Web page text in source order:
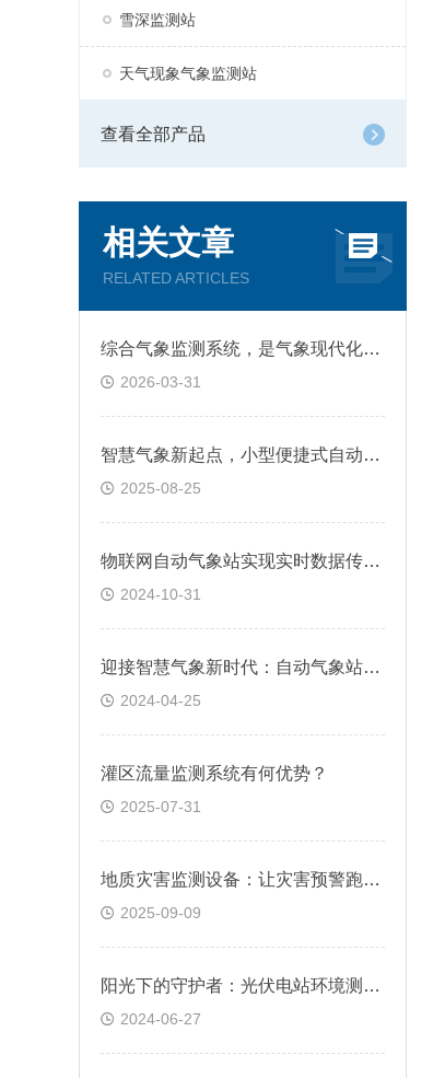
雪深监测站
天气现象气象监测站
查看全部产品
相关文章
RELATED ARTICLES
综合气象监测系统，是气象现代化与智慧气象的核心基础
2026-03-31
智慧气象新起点，小型便捷式自动气象站开启新篇章
2025-08-25
物联网自动气象站实现实时数据传输的智慧气象网络
2024-10-31
迎接智慧气象新时代：自动气象站哪个公司好？怎么选？
2024-04-25
灌区流量监测系统有何优势？
2025-07-31
地质灾害监测设备：让灾害预警跑赢时间
2025-09-09
阳光下的守护者：光伏电站环境测试仪如何保障能源效率？
2024-06-27